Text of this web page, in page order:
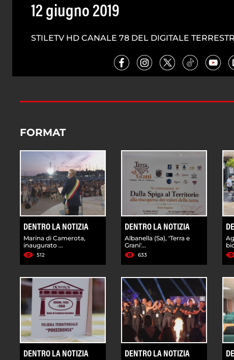
12 giugno 2019
STILETV HD CANALE 78 DEL DIGITALE
FORMAT
DENTRO LA NOTIZIA
Marina di Camerota,
inaugurato ...
512
DENTRO LA NOTIZIA
Albanella (Sa), 'Terra e
Grani'...
633
DENTRO LA NOTIZIA DENTRO LA NOTIZIA